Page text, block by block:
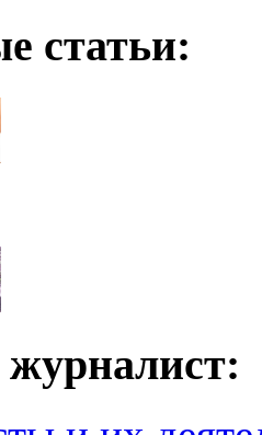
статьи: